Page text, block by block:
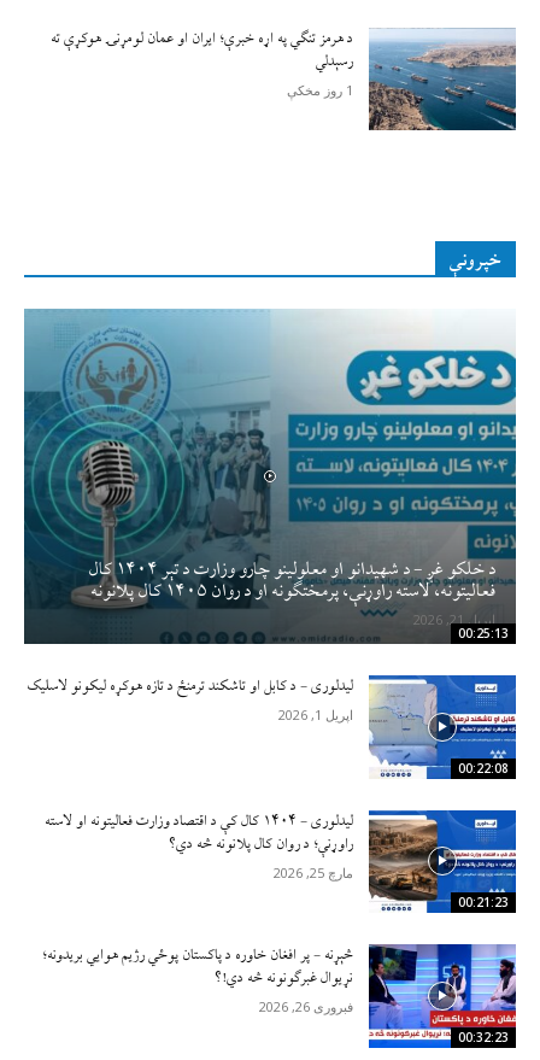
د هرمز تنګي په اړه خبرې؛ ایران او عمان لومړنۍ هوکړې ته
رسېدلي
1 روز مخکې
خپرونې
00:25:13
د خلکو غږ – د شهیدانو او معلولینو چارو وزارت د تېر ۱۴۰۴ کال
فعالیتونه، لاسته راوړنې، پرمختګونه او د روان ۱۴۰۵ کال پلانونه
اپریل 21, 2026
00:22:08
لیدلوری – د کابل او تاشکند ترمنځ د تازه هوکړه لیکونو لاسلیک
اپریل 1, 2026
00:21:23
لیدلوری – ۱۴۰۴ کال کې د اقتصاد وزارت فعالیتونه او لاسته
راوړنې؛ د روان کال پلانونه څه دي؟
مارچ 25, 2026
00:32:23
څېړنه – پر افغان خاوره د پاکستان پوځي رژيم هوايي بریدونه؛
نړیوال غبرګونونه څه دي!؟
فبروری 26, 2026